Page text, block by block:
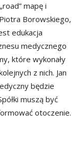
mapę i
Borowskiego,
edukacja
medycznego
które wykonały
z nich. Jan
będzie
muszą być
otoczenie.